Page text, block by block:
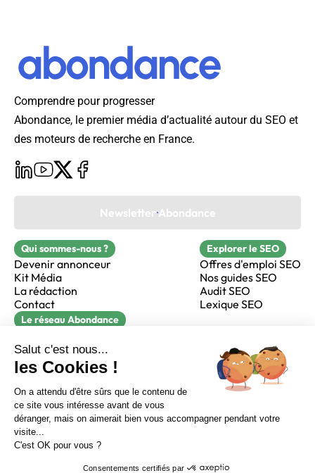
Sur LinkedIn Sur Youtube
Sur X Sur Facebook
Newsletter Abondance
Comprendre pour progresser
Abondance, le premier média d’actualité autour du SEO et
des moteurs de recherche en France.
Newsletter Abondance
Qui sommes-nous ?
Devenir annonceur
Kit Média
La rédaction
Contact
Explorer le SEO
Offres d'emploi SEO
Nos guides SEO
Audit SEO
Lexique SEO
Le réseau Abondance
Réacteur
alfie formation